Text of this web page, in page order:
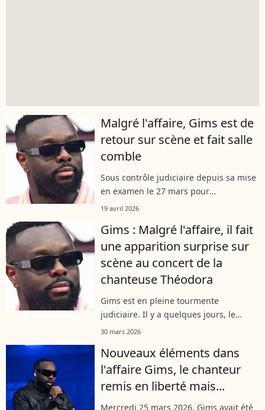
Malgré l'affaire, Gims est de
retour sur scène et fait salle
comble
Sous contrôle judiciaire depuis sa mise
en examen le 27 mars pour
"blanchiment aggravé", Gims est
18 avril 2026 dans le Nord-Pas-de-
Calais. Pas...
19 avril 2026
Gims : Malgré l'affaire, il fait
une apparition surprise sur
scène au concert de la
chanteuse Théodora
Gims est en pleine tourmente
judiciaire. Il y a quelques jours, le
chanteur de 39 ans a été mis en
été placé sous contrôle judiciaire. Sauf
que...
30 mars 2026
Nouveaux éléments dans
l'affaire Gims, le chanteur
remis en liberté mais...
Mercredi 25 mars 2026, Gims avait été